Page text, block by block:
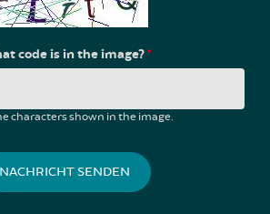
code is in the image?*
characters shown in the image.